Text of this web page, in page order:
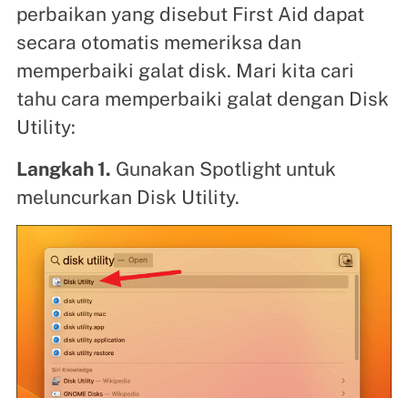
perbaikan yang disebut First Aid dapat
secara otomatis memeriksa dan
memperbaiki galat disk. Mari kita cari
tahu cara memperbaiki galat dengan Disk
Utility:
Langkah 1. Gunakan Spotlight untuk
meluncurkan Disk Utility.